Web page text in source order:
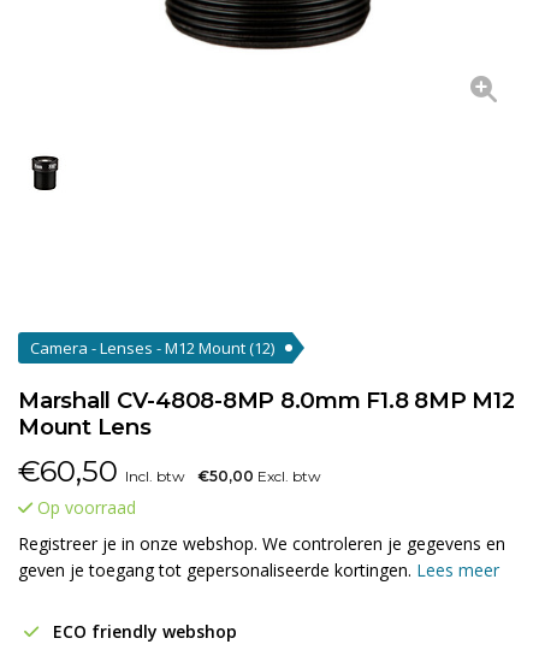
Camera - Lenses - M12 Mount(12)
Marshall CV-4808-8MP 8.0mm F1.8 8MP M12
Mount Lens
€60,50 Incl. btw €50,00 Excl. btw
Op voorraad
Registreer je in onze webshop. We controleren je gegevens en
geven je toegang tot gepersonaliseerde kortingen. Lees meer
ECO friendly webshop